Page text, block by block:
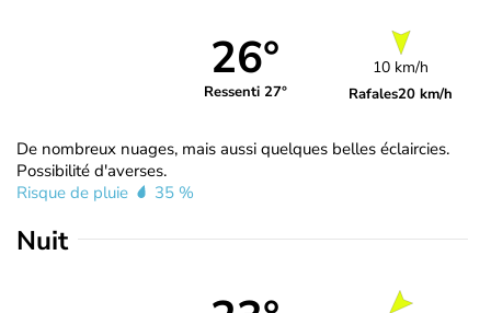
26°
Ressenti 27°
10 km/h
Rafales20 km/h
De nombreux nuages, mais aussi quelques belles éclaircies.
Possibilité d'averses.
Risque de pluie
35 %
Nuit